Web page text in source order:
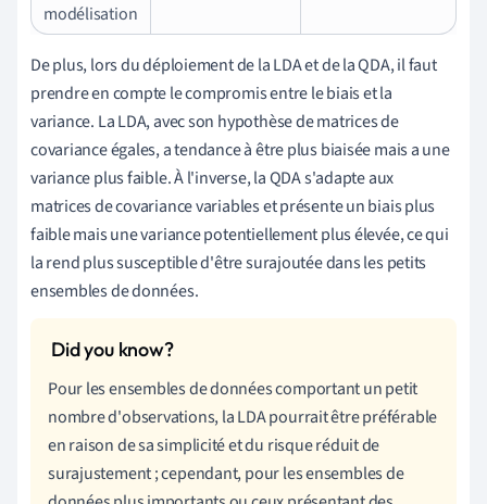
modélisation
De plus, lors du déploiement de la LDA et de la QDA, il faut
prendre en compte le compromis entre le biais et la
variance. La LDA, avec son hypothèse de matrices de
covariance égales, a tendance à être plus biaisée mais a une
variance plus faible. À l'inverse, la QDA s'adapte aux
matrices de covariance variables et présente un biais plus
faible mais une variance potentiellement plus élevée, ce qui
la rend plus susceptible d'être surajoutée dans les petits
ensembles de données.
Pour les ensembles de données comportant un petit
nombre d'observations, la LDA pourrait être préférable
en raison de sa simplicité et du risque réduit de
surajustement ; cependant, pour les ensembles de